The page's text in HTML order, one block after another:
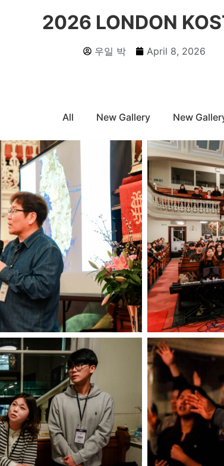
2026 LONDON
우일 박 April 8, 2026
All New Gallery New